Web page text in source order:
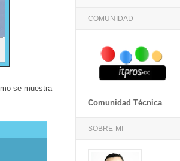
se muestra
COMUNIDAD
Comunidad Técnica
SOBRE MI